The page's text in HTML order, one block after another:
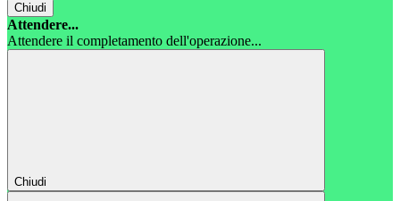
Chiudi
Attendere...
Attendere il completamento dell'operazione...
Chiudi